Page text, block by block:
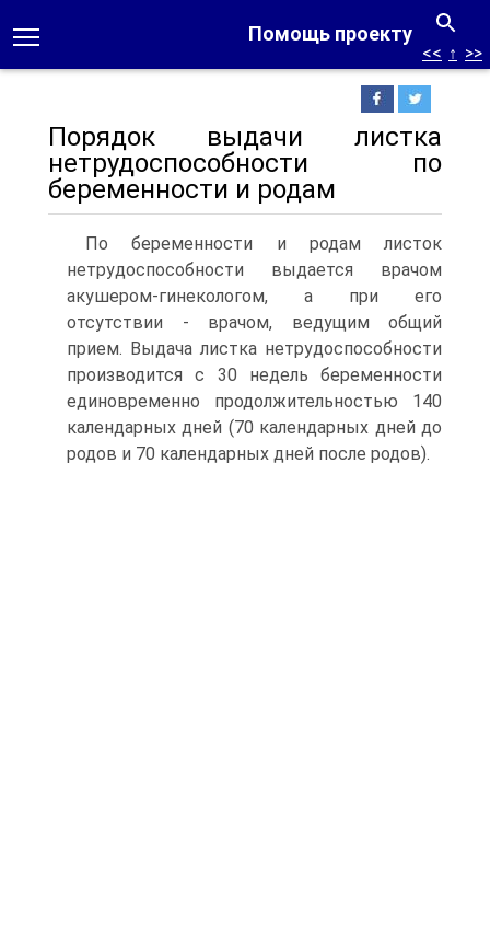
Помощь проекту
<< ↑ >>
Порядок выдачи листка
нетрудоспособности по
беременности и родам
По беременности и родам листок
нетрудоспособности выдается врачом
акушером-гинекологом, а при его
отсутствии - врачом, ведущим общий
прием. Выдача листка нетрудоспособности
производится с 30 недель беременности
единовременно продолжительностью 140
календарных дней (70 календарных дней до
родов и 70 календарных дней после родов).